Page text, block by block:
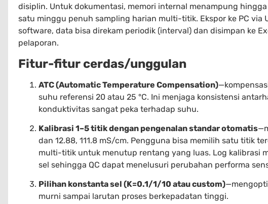
disiplin. Untuk dokumentasi, memori internal menampung
satu minggu penuh sampling harian multi-titik. Ekspor ke PC via
software, data bisa direkam periodik (interval) dan disimpan ke
pelaporan.
Fitur-fitur cerdas/unggulan
ATC (Automatic Temperature Compensation)
suhu referensi 20 atau 25 °C. Ini menjaga konsistensi
konduktivitas sangat peka terhadap suhu.
Kalibrasi 1–5 titik dengan pengenalan standar otomatis
dan 12.88, 111.8 mS/cm. Pengguna bisa memilih satu titik
multi-titik untuk menutup rentang yang luas. Log kalibrasi
sel sehingga QC dapat menelusuri perubahan performa
Pilihan konstanta sel (K=0.1/1/10 atau custom)
murni sampai larutan proses berkepadatan tinggi.